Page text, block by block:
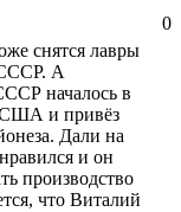
0
снятся лавры
СССР. А
началось в
США и привёз
Дали на
и он
производство
что Виталий